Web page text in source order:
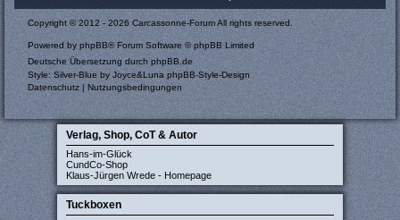
Copyright © 2012 - 2026 Carcassonne-Forum All rights reserved.
Powered by phpBB® Forum Software © phpBB Limited
Deutsche Übersetzung durchphpBB.de
Style: Silver-Blue by Joyce&LunaphpBB-Style-Design
Datenschutz |Nutzungsbedingungen
Verlag, Shop, CoT & Autor
Hans-im-Glück
CundCo-Shop
Klaus-Jürgen Wrede - Homepage
Tuckboxen